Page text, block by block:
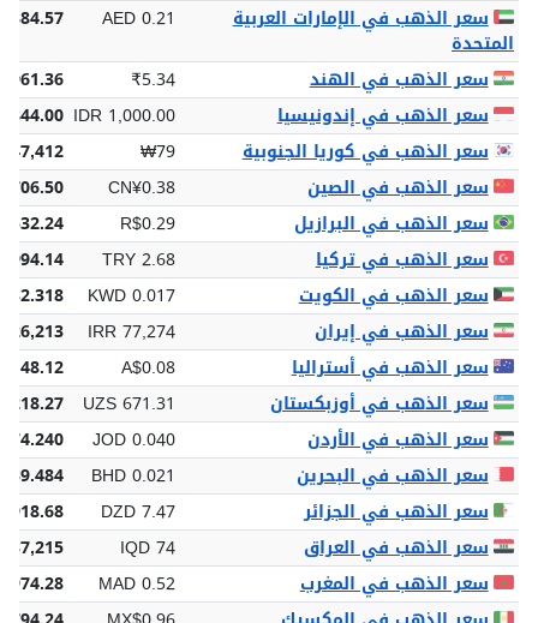
سعر الذهب في الإمارات العربية
المتحدة
AED 0.21
384.57
سعر الذهب في الهند
₹5.34
سعر الذهب في إندونيسيا
IDR 1,000.00
سعر الذهب في كوريا الجنوبية
₩79
سعر الذهب في الصين
CN¥0.38
سعر الذهب في البرازيل
R$0.29
سعر الذهب في تركيا
TRY 2.68
سعر الذهب في الكويت
KWD 0.017
32.318
سعر الذهب في إيران
IRR 77,274
سعر الذهب في أستراليا
A$0.08
سعر الذهب في أوزبكستان
UZS 671.31
سعر الذهب في الأردن
JOD 0.040
74.240
سعر الذهب في البحرين
BHD 0.021
39.484
سعر الذهب في الجزائر
DZD 7.47
سعر الذهب في العراق
IQD 74
سعر الذهب في المغرب
MAD 0.52
974.28